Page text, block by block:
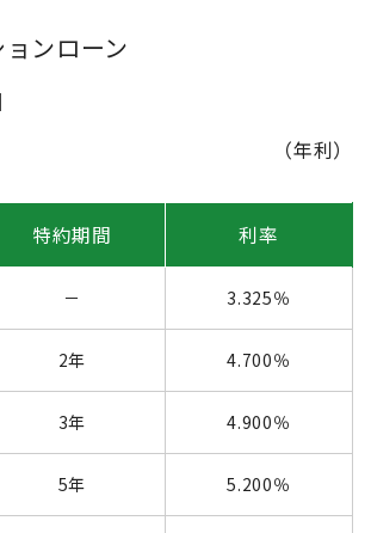
ンローン
（年利）
特約期間 利率
－ 3.325％
2年 4.700％
3年 4.900％
5年 5.200％